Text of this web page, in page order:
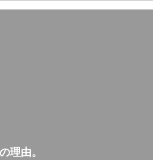
理由。